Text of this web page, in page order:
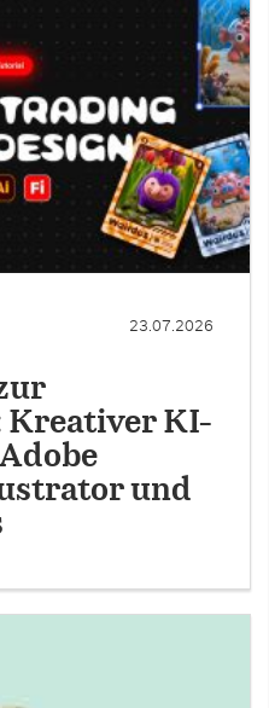
23.07.2026
Kreativer KI-
und